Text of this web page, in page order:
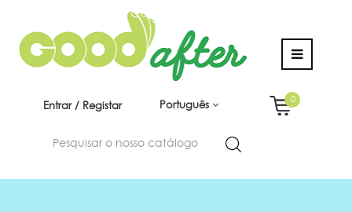
Entrar / Registar Português
0